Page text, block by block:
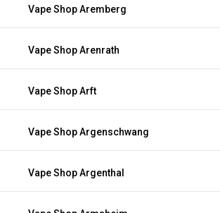
Vape Shop Aremberg
Vape Shop Arenrath
Vape Shop Arft
Vape Shop Argenschwang
Vape Shop Argenthal